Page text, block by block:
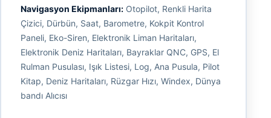
Navigasyon Ekipmanları:Otopilot, Renkli Harita
Çizici, Dürbün, Saat, Barometre, Kokpit Kontrol
Paneli, Eko-Siren, Elektronik Liman Haritaları,
Elektronik Deniz Haritaları, Bayraklar QNC, GPS, El
Rulman Pusulası, Işık Listesi, Log, Ana Pusula, Pilot
Kitap, Deniz Haritaları, Rüzgar Hızı, Windex, Dünya
bandı Alıcısı